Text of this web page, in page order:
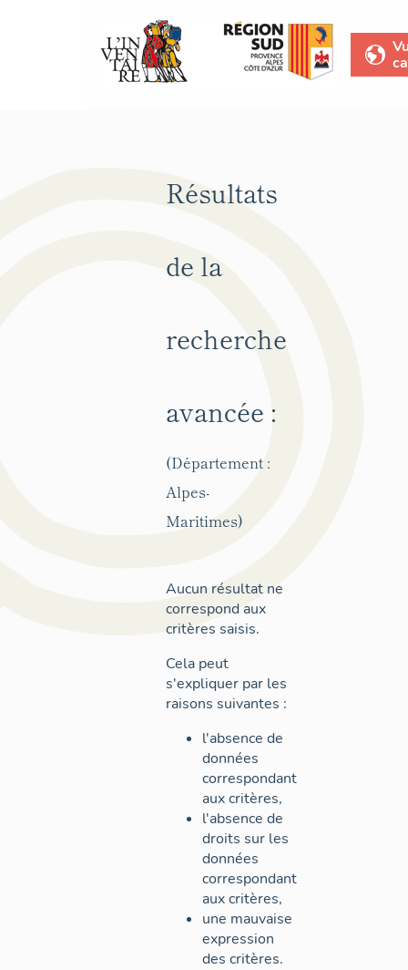
Résultats
de la
recherche
avancée :
(Département :
Alpes-
Maritimes)
Aucun résultat ne
correspond aux
critères saisis.
Cela peut
s'expliquer par les
raisons suivantes :
l'absence de
données
correspondant
aux critères,
l'absence de
droits sur les
données
correspondant
aux critères,
une mauvaise
expression
des critères.